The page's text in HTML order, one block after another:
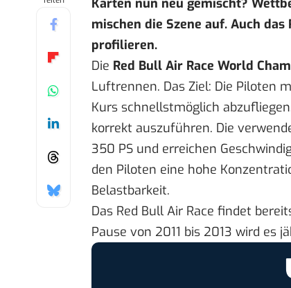
Karten nun neu gemischt?
mischen die Szene auf. Auch
profilieren.
Die Red Bull Air Race World
Luftrennen. Das Ziel: Die Piloten
Kurs schnellstmöglich
korrekt auszuführen. Die
350 PS und erreichen
den Piloten eine hohe
Belastbarkeit.
Das Red Bull Air Race findet
Pause von 2011 bis 2013 wird es